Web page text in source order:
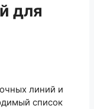
для
линий и
список